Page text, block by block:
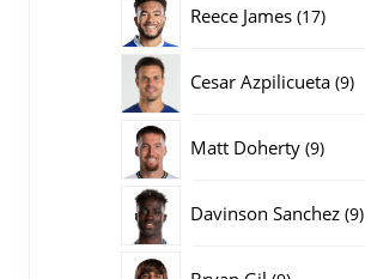
Reece James 1717
Cesar Azpilicueta 99
Matt Doherty 99
Davinson Sanchez 99